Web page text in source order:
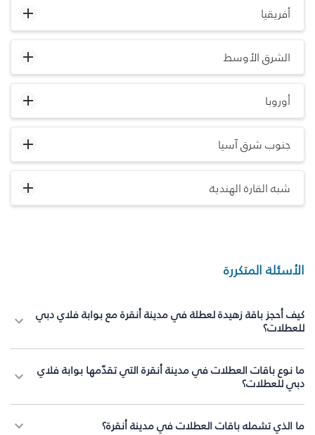
أفريقيا
الشرق الأوسط
أوروبا
جنوب شرق آسيا
شبه القارة الهندية
الأسئلة المتكررة
كيف أحجز باقة زهيدة لعطلة في مدينة أنقرة مع بوابة فلاي دبي
للعطلات؟
ما نوع باقات العطلات في مدينة أنقرة التي تقدّمها بوابة فلاي
دبي للعطلات؟
ما الذي تشمله باقات العطلات في مدينة أنقرة؟